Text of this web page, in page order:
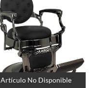
Artículo No Disponible